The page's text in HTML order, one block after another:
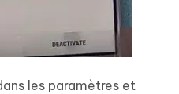
les paramètres et